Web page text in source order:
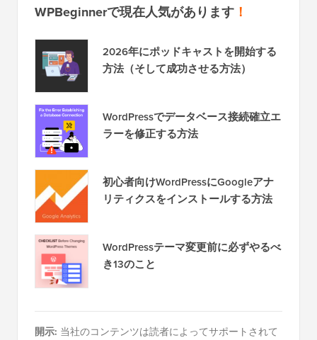
WPBeginnerで現在人気があります ！
2026年にポッドキャストを開始する
方法（そして成功させる方法）
WordPressでデータベース接続確立エ
ラーを修正する方法
初心者向けWordPressにGoogleアナ
リティクスをインストールする方法
WordPressテーマ変更前に必ずやるべ
き13のこと
開示: 当社のコンテンツは読者によってサポートされて